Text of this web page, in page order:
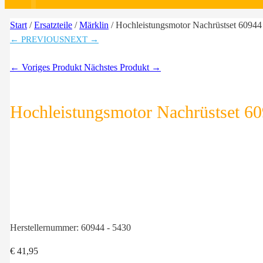
Start /Ersatzteile /Märklin / Hochleistungsmotor Nachrüstset 60944
← PREVIOUSNEXT →
← Voriges Produkt Nächstes Produkt →
Hochleistungsmotor Nachrüstset
Herstellernummer: 60944 - 5430
€ 41,95